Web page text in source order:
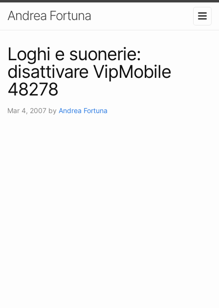
Andrea Fortuna
Loghi e suonerie:
disattivare VipMobile
48278
Mar 4, 2007 by Andrea Fortuna